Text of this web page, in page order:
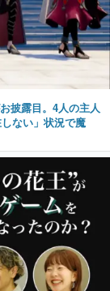
披露目。4人の主人
ない」状況で魔